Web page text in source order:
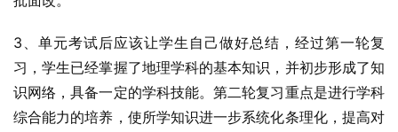
3、单元考试后应该让学生自己做好总结，经过第一轮复
习，学生已经掌握了地理学科的基本知识，并初步形成了知
识网络，具备一定的学科技能。第二轮复习重点是进行学科
综合能力的培养，使所学知识进一步系统化条理化，提高对